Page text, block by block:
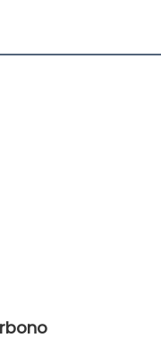
Horquilla mate de alta calidad, freno de disco de bicicleta, Cable interno, horquilla 700c, horquilla de bicicleta de carbono